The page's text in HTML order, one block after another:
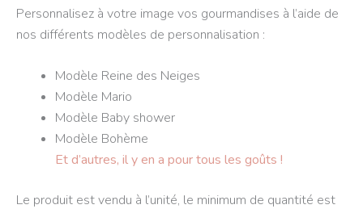
Personnalisez à votre image vos gourmandises à l’aide de
nos différents modèles de personnalisation :
Modèle Reine des Neiges
Modèle Mario
Modèle Baby shower
Modèle Bohème
Et d’autres, il y en a pour tous les goûts !
Le produit est vendu à l’unité, le minimum de quantité est